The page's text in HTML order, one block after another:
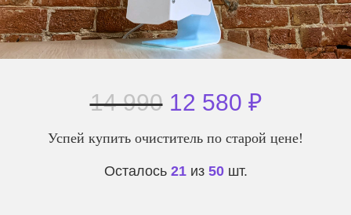
14 990 12 580 ₽
Успей купить очиститель по старой цене!
Осталось 21из 50шт.